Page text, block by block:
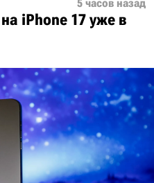
5 часов назад
iPhone 17 уже в